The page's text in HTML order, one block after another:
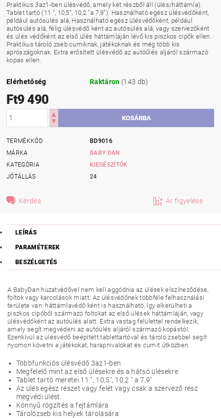
Praktikus 3az1-ben ülésvédő, amely két részből áll (ülés/háttámla).
Tablet tartó (11 ", 10,5", 10,2 "a 7,9"). Használható egész ülésvédőként,
például autósülés alá, Használható egész ülésvédőként, például
autósülés alá, félig ülésvédő ként az autósülés alá, vagy szervezőként
és ülés védőként az első ülés háttámláján lévő kis piszkos cipők ellen.
Praktikus tároló zseb cumiknak, játékoknak és még több kis
aprószágoknak. Extra erősített ülésvédő az autóűlés aljáról származó
kopas ellen.
Elérhetőség Raktáron (143 db)
Ft9 490
TERMÉKKÓD
BD9016
MÁRKA
BABY DAN
KATEGÓRIA
KIEGÉSZÍTŐK
JÓTÁLLÁS
24
Kérdés Ár figyelése
LEÍRÁS
PARAMÉTEREK
BESZÉLGETÉS
A BabyDan huzatvédővel nem kell aggódnia az ülések elszíneződése,
foltok vagy karcolások miatt. Az ülésvédőnek többféle felhasználási
területe van: háttámlavédő ként is használható, így elkerülheti a
piszkos cipőből származó foltokat az első ülések háttámláján, vagy
ülésvédőként az autóülés alatt. Extra vastag felülettel rendelkezik,
amely segít megvédeni az autóülés aljáról származó kopástól.
Ezenkívül az ülésvédő beépített tablettartóval és tároló zsebbel segít
nyomon követni a játékokat, harapnivalókat és cumit útközben.
Többfunkciós ülésvédő 3az1-ben
Megfelelő mint az első ülésekre és a hátsó ülésekre
Tablet tartó meretei 11 ", 10,5", 10,2 " a 7,9"
Az ülés egész részet vagy felét vagy csak a szervező rész
megvédi ülést.
Könnyű rögzítés a fejtámlára
Tárolózseb kis helyek tárolására